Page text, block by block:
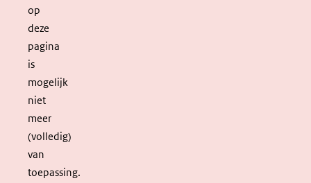
op
deze
pagina
is
mogelijk
niet
meer
(volledig)
van
toepassing.